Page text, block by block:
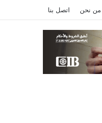
من نحن اتصل بنا